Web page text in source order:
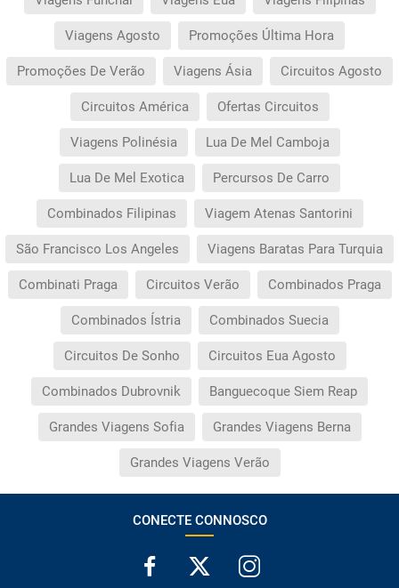
Viagens Agosto Promoções Última Hora
Promoções De Verão Viagens Ásia Circuitos Agosto
Circuitos América Ofertas Circuitos
Viagens Polinésia Lua De Mel Camboja
Lua De Mel Exotica Percursos De Carro
Combinados Filipinas Viagem Atenas Santorini
São Francisco Los Angeles Viagens Baratas Para Turquia
Combinati Praga Circuitos Verão Combinados Praga
Combinados Ístria Combinados Suecia
Circuitos De Sonho Circuitos Eua Agosto
Combinados Dubrovnik Banguecoque Siem Reap
Grandes Viagens Sofia Grandes Viagens Berna
Grandes Viagens Verão
CONECTE CONNOSCO